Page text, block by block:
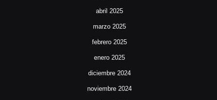
abril 2025
marzo 2025
febrero 2025
enero 2025
diciembre 2024
noviembre 2024